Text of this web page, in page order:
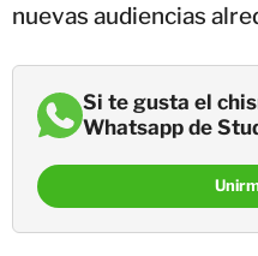
nuevas audiencias
Si te gusta el
Whatsapp de